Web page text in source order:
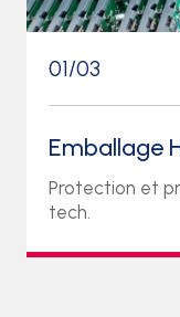
01/03
Emballage
Protection et
tech.